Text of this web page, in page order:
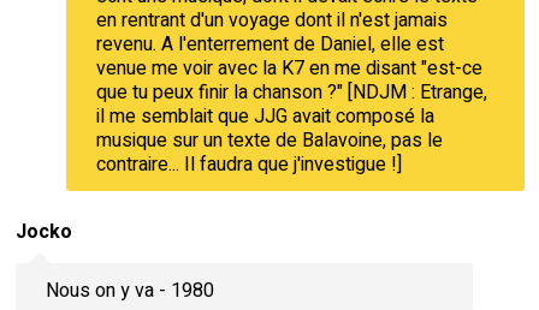
en rentrant d'un voyage dont il n'est jamais
revenu. A l'enterrement de Daniel, elle est
venue me voir avec la K7 en me disant "est-ce
que tu peux finir la chanson ?" [NDJM : Etrange,
il me semblait que JJG avait composé la
musique sur un texte de Balavoine, pas le
contraire... Il faudra que j'investigue !]
Jocko
Nous on y va - 1980